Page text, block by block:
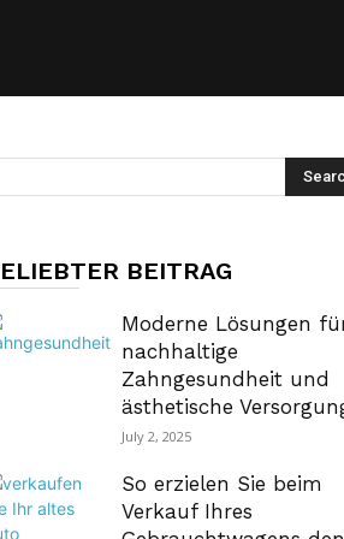
BEITRAG
Moderne Lösungen
nachhaltige
Zahngesundheit und
ästhetische
July 2, 2025
So erzielen Sie beim
Verkauf Ihres